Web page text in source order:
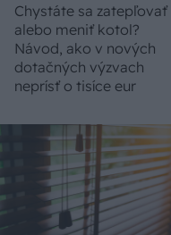
Chystáte sa zatepľovať
alebo meniť kotol?
Návod, ako v nových
dotačných výzvach
neprísť o tisíce eur